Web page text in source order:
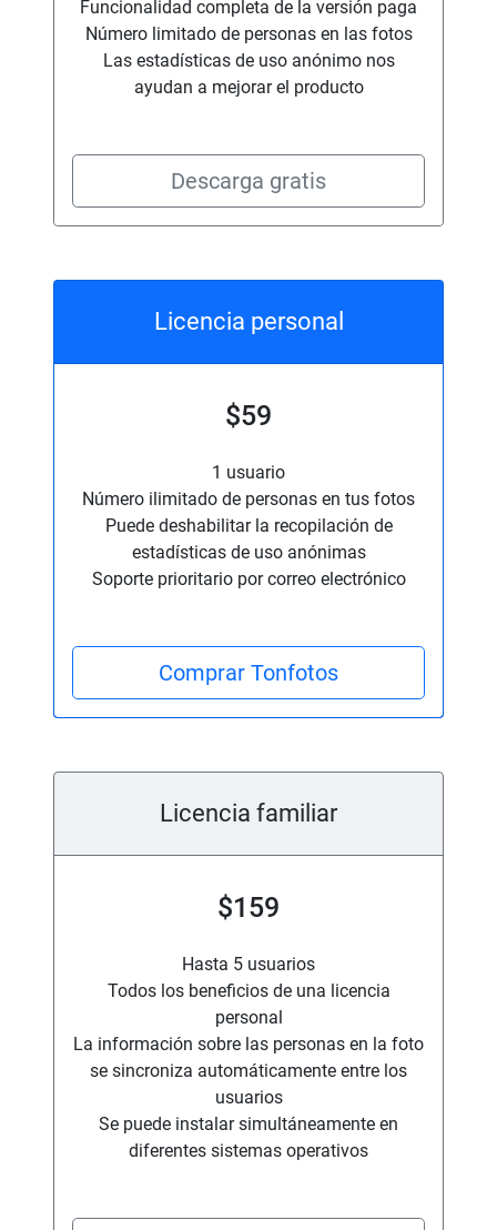
Funcionalidad completa de la versión paga
Número limitado de personas en las fotos
Las estadísticas de uso anónimo nos
ayudan a mejorar el producto
Descarga gratis
Licencia personal
$59
1 usuario
Número ilimitado de personas en tus fotos
Puede deshabilitar la recopilación de
estadísticas de uso anónimas
Soporte prioritario por correo electrónico
Comprar Tonfotos
Licencia familiar
$159
Hasta 5 usuarios
Todos los beneficios de una licencia
personal
La información sobre las personas en la foto
se sincroniza automáticamente entre los
usuarios
Se puede instalar simultáneamente en
diferentes sistemas operativos